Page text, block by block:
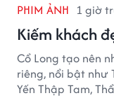
PHIM ẢNH 1 giờ
Kiếm khách
Cổ Long tạo nên
riêng, nổi bật như
Yến Thập Tam,